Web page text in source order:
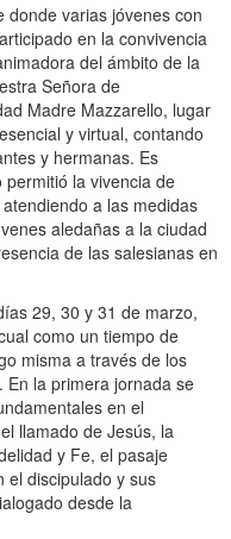
donde varias jóvenes con
en la convivencia
del ámbito de la
Señora de
Madre Mazzarello, lugar
y virtual, contando
y hermanas. Es
la vivencia de
a las medidas
aledañas a la ciudad
de las salesianas en
29, 30 y 31 de marzo,
como un tiempo de
misma a través de los
En la primera jornada se
en el
llamado de Jesús, la
y Fe, el pasaje
el discipulado y sus
desde la